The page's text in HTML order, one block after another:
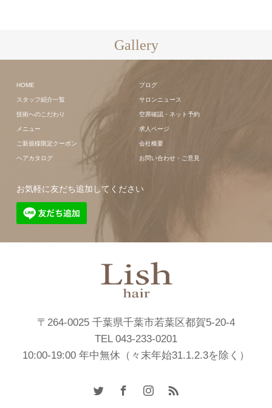
Gallery
HOME
スタッフ紹介一覧
技術へのこだわり
メニュー
ご新規様限定クーポン
ヘアカタログ
ブログ
サロンニュース
空席確認・ネット予約
求人ページ
会社概要
お問い合わせ・ご意見
お気軽に友だち追加してください
〒264-0025 千葉県千葉市若葉区都賀5-20-4
TEL 043-233-0201
10:00-19:00 年中無休（々末年始31.1.2.3を除く）